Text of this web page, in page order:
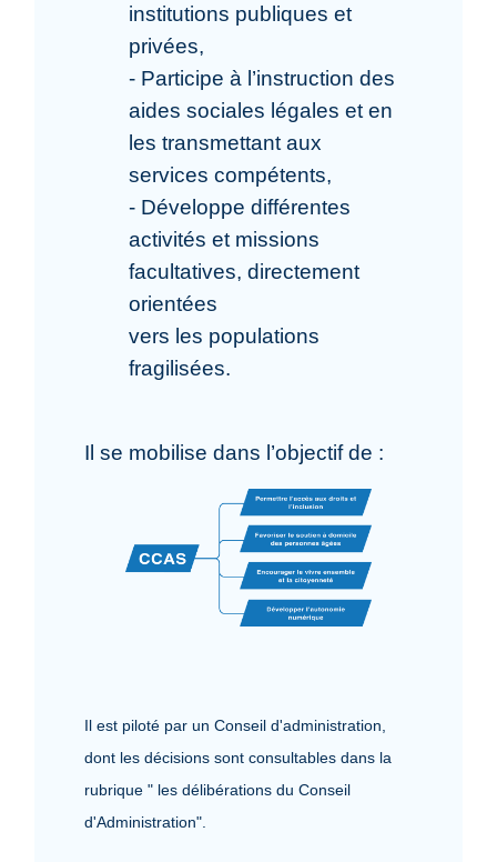
institutions publiques et
privées,
- Participe à l’instruction des
aides sociales légales et en
les transmettant aux
services compétents,
- Développe différentes
activités et missions
facultatives, directement
orientées
vers les populations
fragilisées.
Il se mobilise dans l’objectif de :
Il est piloté par un Conseil d'administration,
dont les décisions sont consultables dans la
rubrique " les délibérations du Conseil
d'Administration".